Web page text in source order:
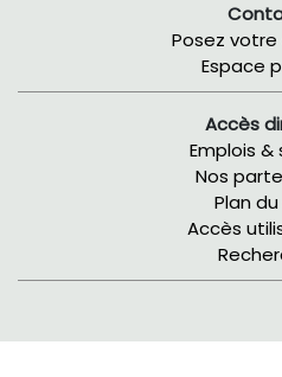
Posez
Espace
Accès
Emplois
Nos
Plan
Accès